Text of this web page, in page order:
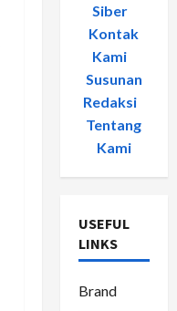
Siber-
Kontak
Kami
Susunan
Redaksi-
Tentang
Kami
USEFUL
LINKS
Brand